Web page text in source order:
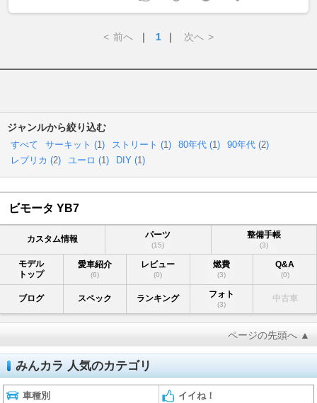
< 前へ ｜ 1 ｜ 次へ >
ジャンルから絞り込む
すべて サーキット (1 ) ストリート (1 ) 80年代 (1 ) 90年代 (2)
レプリカ (2) ユーロ (1 ) DIY (1 )
ビモータ YB7
カスタム情報 パーツ
(15)
整備手帳
(3)
モデル
トップ
愛車紹介
(6)
レビュー
(0)
燃費
(3)
Q&A
(0)
ブログ スペック ランキング フォト
(3)
中古車
ページの先頭へ ▲
みんカラ 人気のカテゴリ
車種別 イイね！